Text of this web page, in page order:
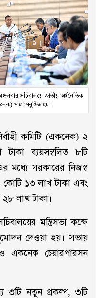
সচিবালয়ে জাতীয় অর্থনৈতিক
সভা অনুষ্ঠিত হয়।
কমিটি (একনেক) ২
ব্যয়সম্বলিত ৮টি
মধ্যে সরকারের নিজস্ব
কোটি ১৩ লাখ টাকা এবং
২৮ লাখ টাকা।
মন্ত্রিসভা কক্ষে
দেওয়া হয়। সভায়
ও একনেক চেয়ারপারসন
৩টি নতুন প্রকল্প, ৩টি